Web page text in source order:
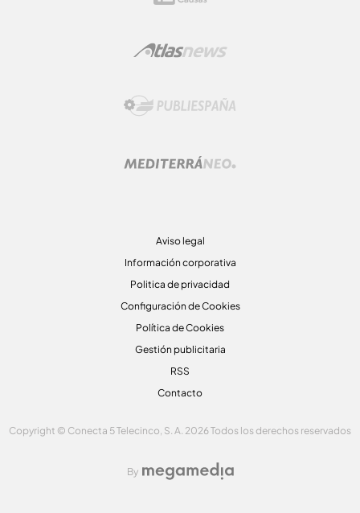
Aviso legal
Información corporativa
Politica de privacidad
Configuración de Cookies
Política de Cookies
Gestión publicitaria
RSS
Contacto
Copyright © Conecta 5 Telecinco, S. A. 2026 Todos los derechos reservados
By